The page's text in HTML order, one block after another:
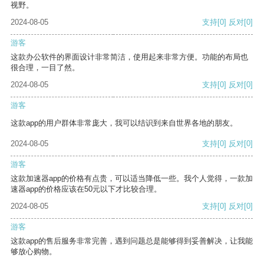
视野。
2024-08-05
支持[0] 反对[0]
游客
这款办公软件的界面设计非常简洁，使用起来非常方便。功能的布局也
很合理，一目了然。
2024-08-05
支持[0] 反对[0]
游客
这款app的用户群体非常庞大，我可以结识到来自世界各地的朋友。
2024-08-05 支持[0] 反对[0]
游客
这款加速器app的价格有点贵，可以适当降低一些。我个人觉得，一款加
速器app的价格应该在50元以下才比较合理。
2024-08-05
支持[0] 反对[0]
游客
这款app的售后服务非常完善，遇到问题总是能够得到妥善解决，让我能
够放心购物。